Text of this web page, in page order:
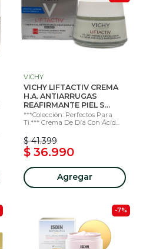
VICHY
VICHY LIFTACTIV CREMA
H.A. ANTIARRUGAS
REAFIRMANTE PIEL S...
***Colección: Perfectos Para
Ti.*** Crema De Día Con Ácid...
$ 41.399
$ 36.990
Agregar
-7%